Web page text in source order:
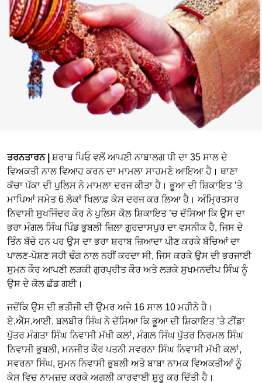
ਤਰਨਤਾਰਨ | ਸ਼ਰਾਬ ਪਿਓ ਵਲੋਂ ਆਪਣੀ ਨਾਬਾਲਗ ਧੀ ਦਾ 35 ਸਾਲ ਦੇ
ਵਿਅਕਤੀ ਨਾਲ ਵਿਆਹ ਕਰਨ ਦਾ ਮਾਮਲਾ ਸਾਹਮਣੇ ਆਇਆ ਹੈ। ਥਾਣਾ
ਕੱਚਾ ਪੱਕਾ ਦੀ ਪੁਲਿਸ ਨੇ ਮਾਮਲਾ ਦਰਜ ਕੀਤਾ ਹੈ। ਭੂਆ ਦੀ ਸ਼ਿਕਾਇਤ ’ਤੇ
ਮਾਪਿਆਂ ਸਮੇਤ 6 ਲੋਕਾਂ ਖਿਲਾਫ਼ ਕੇਸ ਦਰਜ ਕਰ ਲਿਆ ਹੈ। ਅੰਮ੍ਰਿਤਸਰ
ਨਿਵਾਸੀ ਸੁਖਜਿੰਦਰ ਕੌਰ ਨੇ ਪੁਲਿਸ ਕੋਲ ਸ਼ਿਕਾਇਤ ’ਚ ਦੱਸਿਆ ਕਿ ਉਸ ਦਾ
ਭਰਾ ਮੰਗਲ ਸਿੰਘ ਪਿੰਡ ਭੁਬਲੀ ਜ਼ਿਲਾ ਗੁਰਦਾਸਪੁਰ ਦਾ ਵਸਨੀਕ ਹੈ, ਜਿਸ ਦੇ
ਤਿੰਨ ਬੱਚੇ ਹਨ ਪਰ ਉਸ ਦਾ ਭਰਾ ਸ਼ਰਾਬ ਜ਼ਿਆਦਾ ਪੀਣ ਕਰਕੇ ਬੱਚਿਆਂ ਦਾ
ਪਾਲਣ-ਪੋਸ਼ਣ ਸਹੀ ਢੰਗ ਨਾਲ ਨਹੀਂ ਕਰਦਾ ਸੀ, ਜਿਸ ਕਰਕੇ ਉਸ ਦੀ ਭਰਜਾਈ
ਸੁਮਨ ਕੌਰ ਆਪਣੀ ਲੜਕੀ ਗੁਰਪ੍ਰੀਤ ਕੌਰ ਅਤੇ ਲੜਕੇ ਸੁਖਮਨਦੀਪ ਸਿੰਘ ਨੂੰ
ਉਸ ਦੇ ਕੋਲ ਛੱਡ ਗਈ।
ਜਦੋਂਕਿ ਉਸ ਦੀ ਭਤੀਜੀ ਦੀ ਉਮਰ ਅਜੇ 16 ਸਾਲ 10 ਮਹੀਨੇ ਹੈ।
ਏ.ਐੱਸ.ਆਈ. ਬਲਬੀਰ ਸਿੰਘ ਨੇ ਦੱਸਿਆ ਕਿ ਭੂਆ ਦੀ ਸ਼ਿਕਾਇਤ ’ਤੇ ਟੀਂਡਾ
ਪੁੱਤਰ ਮੰਗਤਾ ਸਿੰਘ ਨਿਵਾਸੀ ਮੱਖੀ ਕਲਾਂ, ਮੰਗਲ ਸਿੰਘ ਪੁੱਤਰ ਨਿਰਮਲ ਸਿੰਘ
ਨਿਵਾਸੀ ਭੁਬਲੀ, ਮਨਜੀਤ ਕੌਰ ਪਤਨੀ ਸਵਰਨਾ ਸਿੰਘ ਨਿਵਾਸੀ ਮੱਖੀ ਕਲਾਂ,
ਸਵਰਨਾ ਸਿੰਘ, ਸੁਮਨ ਨਿਵਾਸੀ ਭੁਬਲੀ ਅਤੇ ਬਾਬਾ ਨਾਮਕ ਵਿਅਕਤੀਆਂ ਨੂੰ
ਕੇਸ ਵਿਚ ਨਾਮਜ਼ਦ ਕਰਕੇ ਅਗਲੀ ਕਾਰਵਾਈ ਸ਼ੁਰੂ ਕਰ ਦਿੱਤੀ ਹੈ।